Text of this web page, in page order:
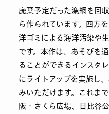
廃棄予定だった漁網を回
ら作られています。四方
洋ゴミによる海洋汚染や
です。本作は、あそびを
ることができるインスタ
にライトアップを実施し
みいただけます。これま
阪・さくら広場、日比谷